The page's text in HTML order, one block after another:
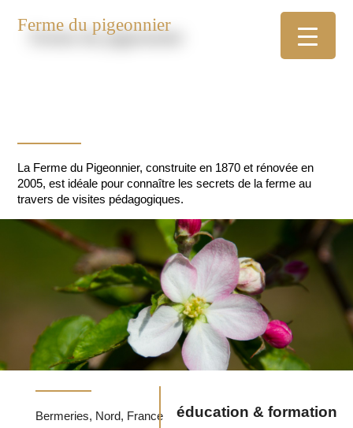
Ferme du pigeonnier
La Ferme du Pigeonnier, construite en 1870 et rénovée en
2005, est idéale pour connaître les secrets de la ferme au
travers de visites pédagogiques.
éducation & formation
Bermeries, Nord, France